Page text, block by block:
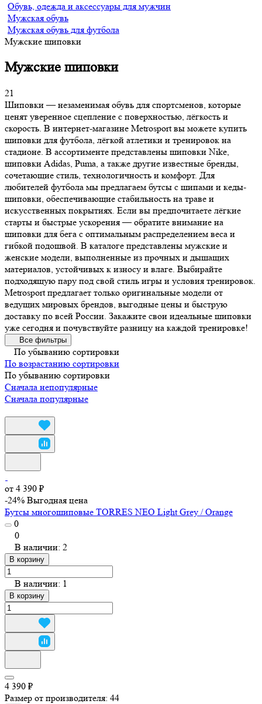
Обувь, одежда и аксессуары для мужчин
Мужская обувь
Мужская обувь для футбола
Мужские шиповки
Мужские шиповки
21
Шиповки — незаменимая обувь для спортсменов, которые
ценят уверенное сцепление с поверхностью, лёгкость и
скорость. В интернет-магазине Metrosport вы можете купить
шиповки для футбола, лёгкой атлетики и тренировок на
стадионе. В ассортименте представлены шиповки Nike,
шиповки Adidas, Puma, а также другие известные бренды,
сочетающие стиль, технологичность и комфорт. Для
любителей футбола мы предлагаем бутсы с шипами и кеды-
шиповки, обеспечивающие стабильность на траве и
искусственных покрытиях. Если вы предпочитаете лёгкие
старты и быстрые ускорения — обратите внимание на
шиповки для бега с оптимальным распределением веса и
гибкой подошвой. В каталоге представлены мужские и
женские модели, выполненные из прочных и дышащих
материалов, устойчивых к износу и влаге. Выбирайте
подходящую пару под свой стиль игры и условия тренировок.
Metrosport предлагает только оригинальные модели от
ведущих мировых брендов, выгодные цены и быструю
доставку по всей России. Закажите свои идеальные шиповки
уже сегодня и почувствуйте разницу на каждой тренировке!
Все фильтры
По убыванию сортировки
По возрастанию сортировки
По убыванию сортировки
Сначала непопулярные
Сначала популярные
от 4 390 ₽
-24% Выгодная цена
Бутсы многошиповые TORRES NEO Light Grey / Orange
0
0
В наличии: 2
В корзину
В наличии: 1
В корзину
4 390 ₽
Размер от производителя: 44